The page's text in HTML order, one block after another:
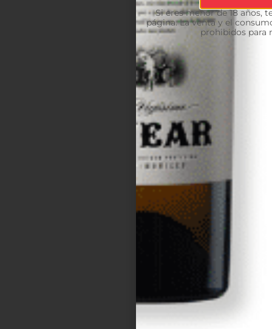
Si eres menor de 18 años,
página. La venta y el
prohibidos para